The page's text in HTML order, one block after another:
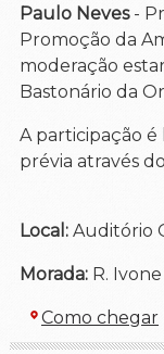
Paulo Neves-
Promoção da
moderação
Bastonário da
A participação é
prévia através
Local: Auditório
Morada: R.
Como chegar